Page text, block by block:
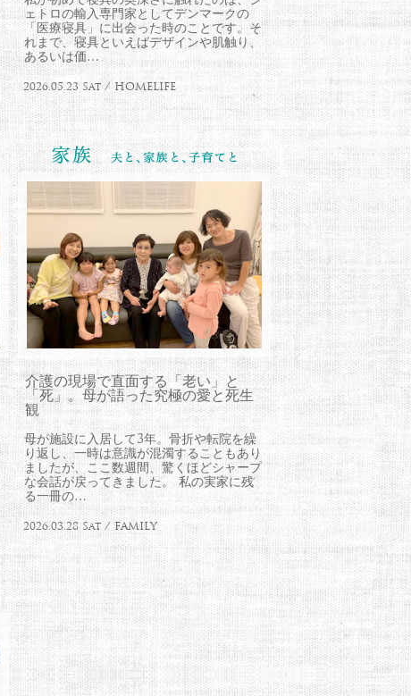
ェトロの輸入専門家としてデンマークの
「医療寝具」に出会った時のことです。そ
れまで、寝具といえばデザインや肌触り、
あるいは価…
2026.05.23 Sat / HOMELIFE
介護の現場で直面する「老い」と
「死」。母が語った究極の愛と死生
観
母が施設に入居して3年。骨折や転院を繰
り返し、一時は意識が混濁することもあり
ましたが、ここ数週間、驚くほどシャープ
な会話が戻ってきました。 私の実家に残
る一冊の…
2026.03.28 Sat / FAMILY